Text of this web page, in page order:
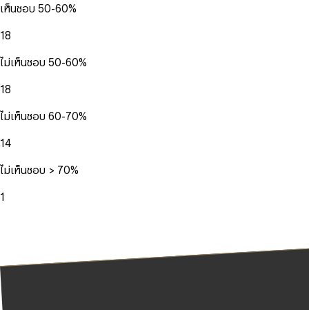
เห็นชอบ 50-60%
18
ไม่เห็นชอบ 50-60%
18
ไม่เห็นชอบ 60-70%
14
ไม่เห็นชอบ > 70%
1